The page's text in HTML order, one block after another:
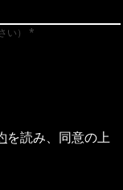
）
を読み、同意の上